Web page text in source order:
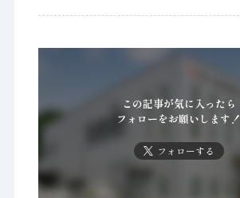
この記事が気に入ったら
フォローをお願いします！
フォローする